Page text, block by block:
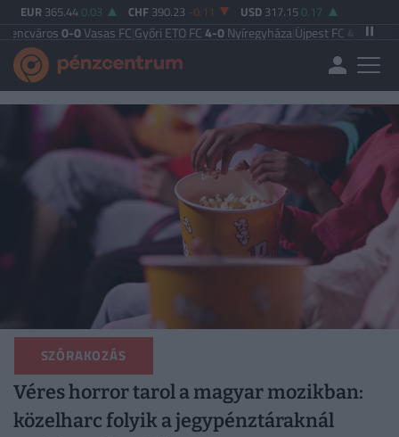
EUR 365.44 0.03 CHF 390.23 -0.11 USD 317.15 0.17
0Vasas FC|Győri ETO FC4-0Nyíregyháza|Újpest FC4-2Debreceni VSC
SZÓRAKOZÁS
Véres horror tarol a magyar mozikban:
közelharc folyik a jegypénztáraknál